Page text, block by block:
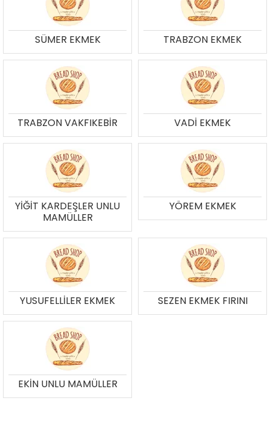
SÜMER EKMEK TRABZON EKMEK
TRABZON VAKFIKEBİR VADİ EKMEK
YİĞİT KARDEŞLER UNLU
MAMÜLLER
YÖREM EKMEK
YUSUFELLİLER EKMEK SEZEN EKMEK FIRINI
EKİN UNLU MAMÜLLER